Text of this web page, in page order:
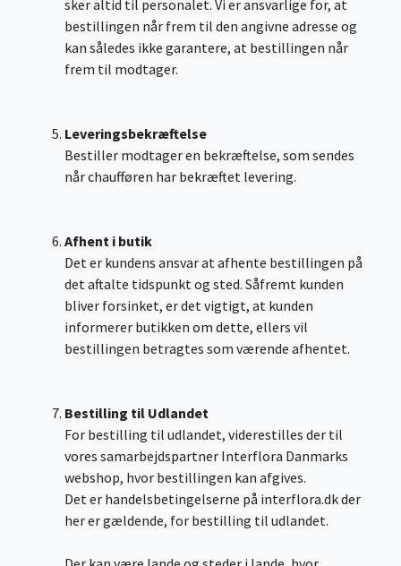
sker altid til personalet. Vi er ansvarlige for, at
bestillingen når frem til den angivne adresse og
kan således ikke garantere, at bestillingen når
frem til modtager.
Leveringsbekræftelse
Bestiller modtager en bekræftelse, som sendes
når chaufføren har bekræftet levering.
Afhent i butik
Det er kundens ansvar at afhente bestillingen på
det aftalte tidspunkt og sted. Såfremt kunden
bliver forsinket, er det vigtigt, at kunden
informerer butikken om dette, ellers vil
bestillingen betragtes som værende afhentet.
Bestilling til Udlandet
For bestilling til udlandet, viderestilles der til
vores samarbejdspartner Interflora Danmarks
webshop, hvor bestillingen kan afgives.
Det er handelsbetingelserne på interflora.dk der
her er gældende, for bestilling til udlandet.